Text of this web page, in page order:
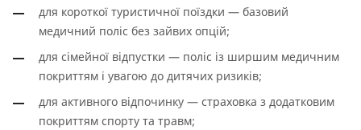
для короткої туристичної поїздки — базовий
медичний поліс без зайвих опцій;
для сімейної відпустки — поліс із ширшим медичним
покриттям і увагою до дитячих ризиків;
для активного відпочинку — страховка з додатковим
покриттям спорту та травм;